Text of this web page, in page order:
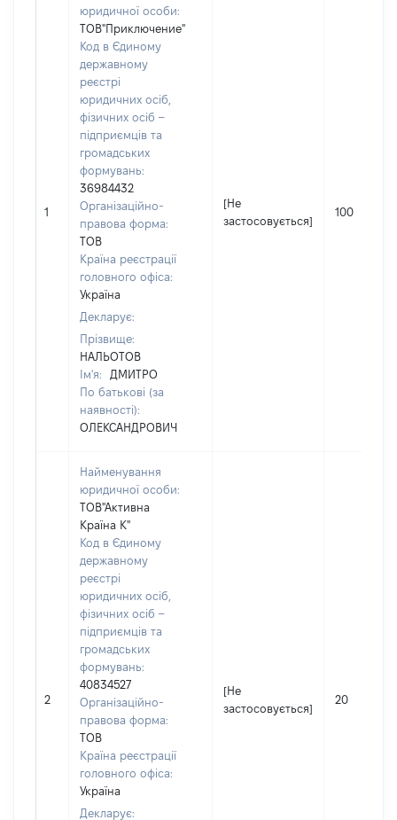
1
юридичної особи:
ТОВ"Приключение"
Код в Єдиному
державному
реєстрі
юридичних осіб,
фізичних осіб –
підприємців та
громадських
формувань:
36984432
Організаційно-
правова форма:
ТОВ
Країна реєстрації
головного офіса:
Україна
Декларує:
Прізвище:
НАЛЬОТОВ
Ім'я:
ДМИТРО
По батькові (за
наявності):
ОЛЕКСАНДРОВИЧ
[Не
застосовується]
100
2
Найменування
юридичної особи:
ТОВ"Активна
Країна К"
Код в Єдиному
державному
реєстрі
юридичних осіб,
фізичних осіб –
підприємців та
громадських
формувань:
40834527
Організаційно-
правова форма:
ТОВ
Країна реєстрації
головного офіса:
Україна
Декларує:
[Не
застосовується]
20